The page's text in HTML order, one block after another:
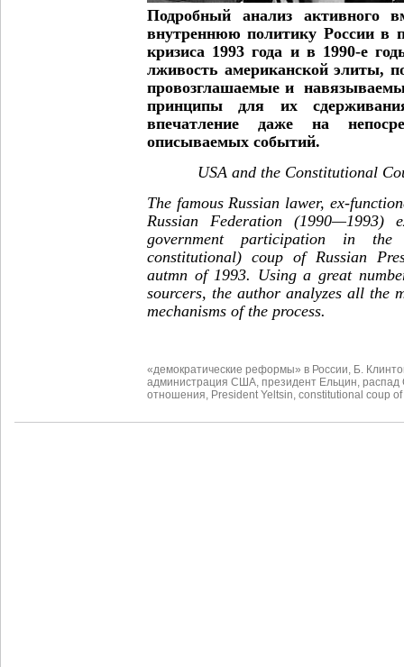
Подробный анализ активного
внутреннюю политику России в
кризиса 1993 года и в 1990-е
лживость американской элиты,
провозглашаемые и
принципы для их
впечатление даже на
описываемых событий.
USA and the Constitutional
The famous Russian lawer, ex-
Russian Federation
government participation in
constitutional) coup of Russian
autmn of 1993. Using a great
sourcers, the author analyzes all the
mechanisms of the process.
«демократические реформы» в России Б.
администрация США президент Ельцин
отношения President Yeltsin constitutional coup